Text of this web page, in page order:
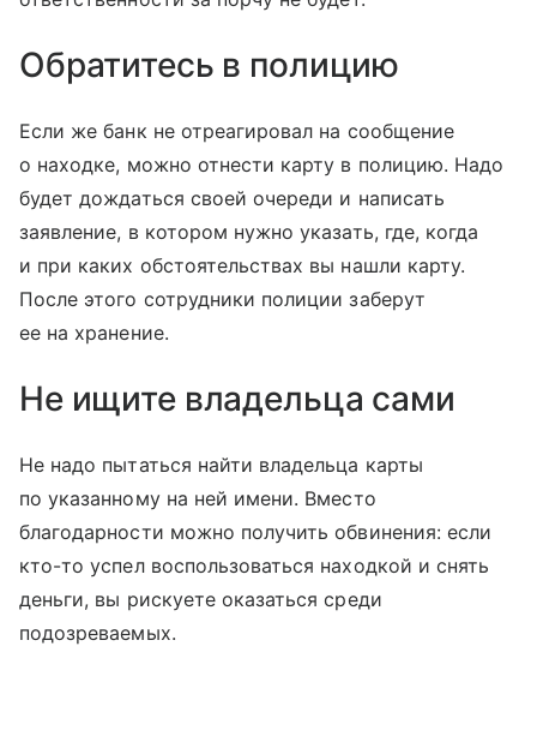
Обратитесь в полицию
Если же банк не отреагировал на сообщение
о находке, можно отнести карту в полицию. Надо
будет дождаться своей очереди и написать
заявление, в котором нужно указать, где, когда
и при каких обстоятельствах вы нашли карту.
После этого сотрудники полиции заберут
ее на хранение.
Не ищите владельца сами
Не надо пытаться найти владельца карты
по указанному на ней имени. Вместо
благодарности можно получить обвинения: если
кто-то успел воспользоваться находкой и снять
деньги, вы рискуете оказаться среди
подозреваемых.